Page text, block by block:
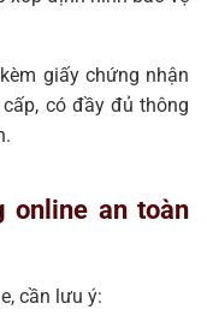
giấy chứng nhận
có đầy đủ thông
online an toàn
cần lưu ý: